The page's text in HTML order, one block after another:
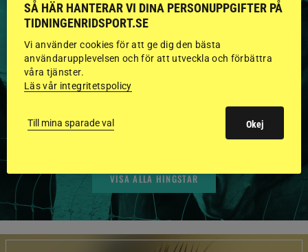
HINGSTAR ONLINE
GODKÄNDA HINGSTAR I
FLERA KATEGORIER MED
BILDER OCH FAKTA
VISA ALLA HINGSTAR
SÅ HÄR HANTERAR VI DINA PERSONUPPGIFTER PÅ
TIDNINGENRIDSPORT.SE
Vi använder cookies för att ge dig den bästa
användarupplevelsen och för att utveckla och förbättra
våra tjänster.
Läs vår integritetspolicy
Till mina sparade val Okej